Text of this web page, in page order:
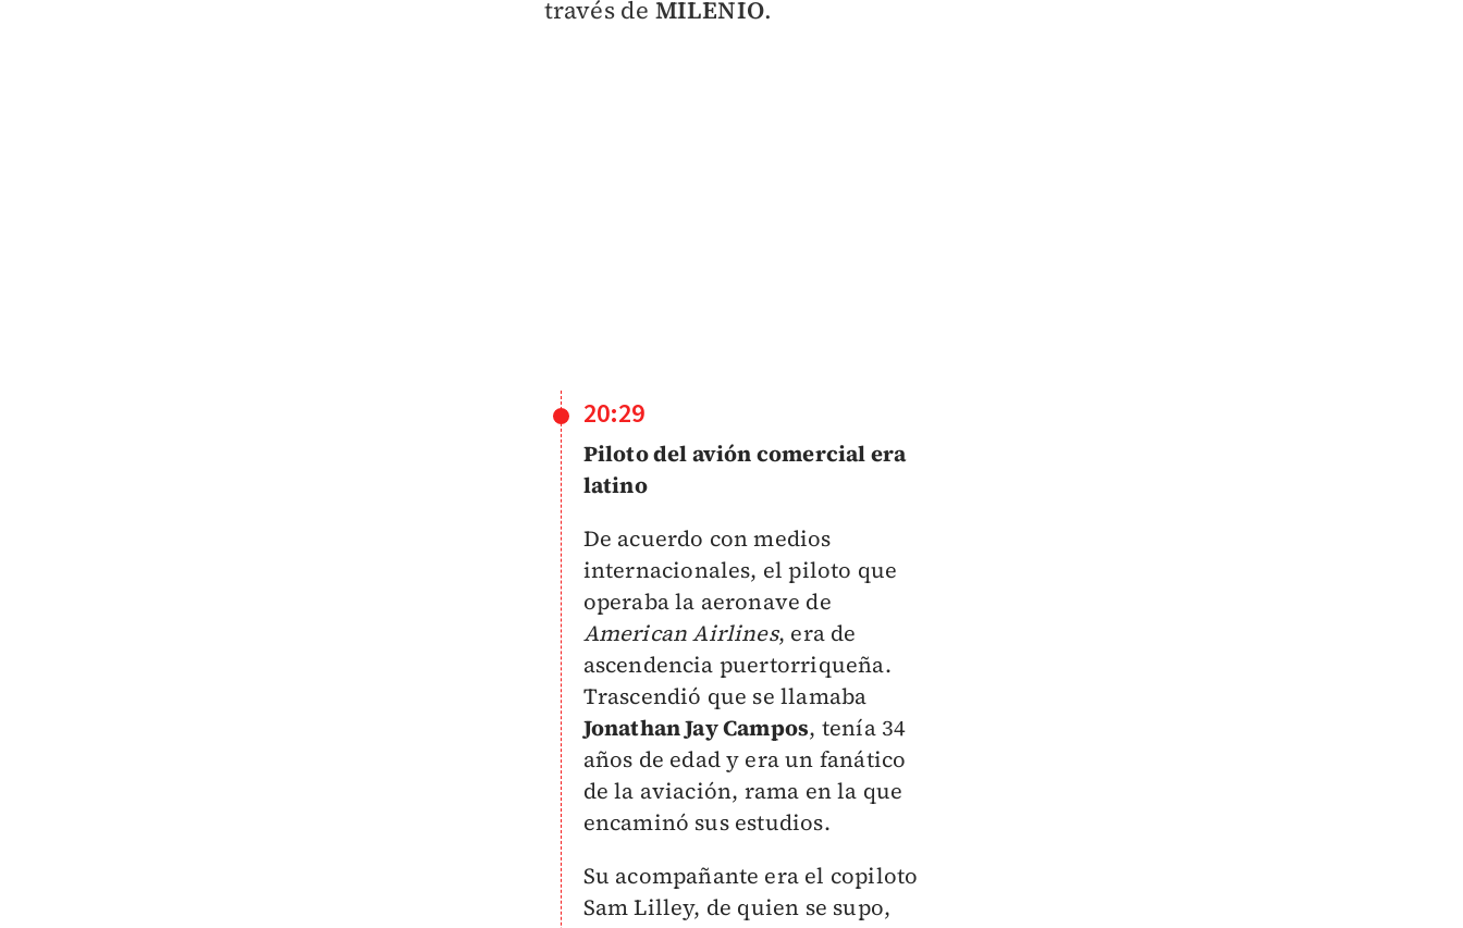
través de MILENIO.
20:29
Piloto del avión comercial era
latino
De acuerdo con medios
internacionales, el piloto que
operaba la aeronave de
American Airlines, era de
ascendencia puertorriqueña.
Trascendió que se llamaba
Jonathan Jay Campos, tenía 34
años de edad y era un fanático
de la aviación, rama en la que
encaminó sus estudios.
Su acompañante era el copiloto
Sam Lilley, de quien se supo,